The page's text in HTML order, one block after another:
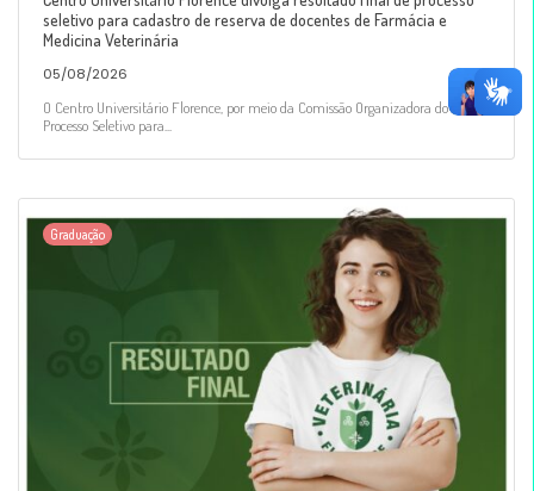
seletivo para cadastro de reserva de docentes de Farmácia e
Medicina Veterinária
05/08/2026
O Centro Universitário Florence, por meio da Comissão Organizadora do
Processo Seletivo para...
Graduação